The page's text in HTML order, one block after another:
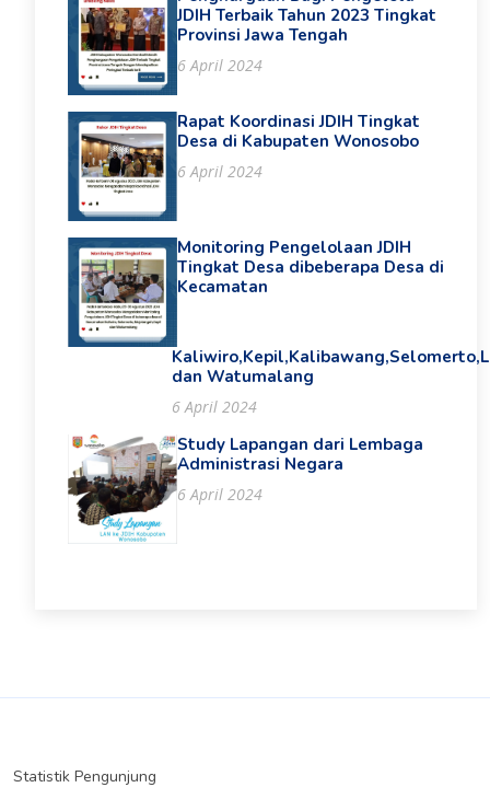
JDIH Terbaik Tahun 2023 Tingkat
Provinsi Jawa Tengah
6 April 2024
Rapat Koordinasi JDIH Tingkat
Desa di Kabupaten Wonosobo
6 April 2024
Monitoring Pengelolaan JDIH
Tingkat Desa dibeberapa Desa di
Kecamatan
dan Watumalang
6 April 2024
Study Lapangan dari Lembaga
Administrasi Negara
6 April 2024
Statistik Pengunjung